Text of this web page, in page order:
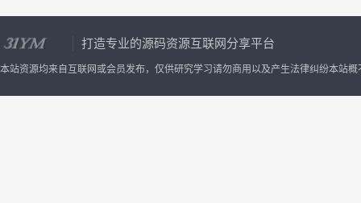
打造专业的源码资源互联网分享平台
本站资源均来自互联网或会员发布，仅供研究学习请勿商用以及产生法律纠纷本站